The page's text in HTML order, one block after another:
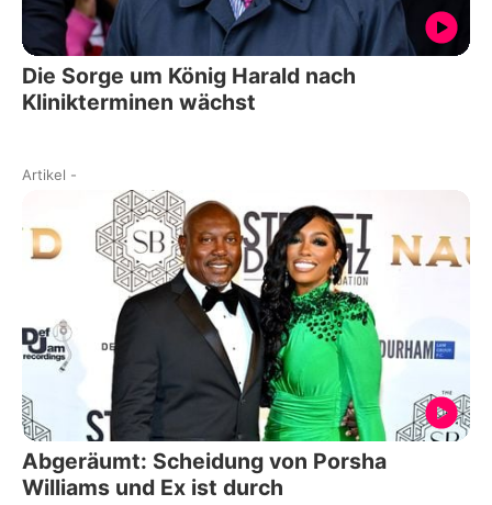
Die Sorge um König Harald nach
Klinikterminen wächst
Artikel -
Abgeräumt: Scheidung von Porsha
Williams und Ex ist durch